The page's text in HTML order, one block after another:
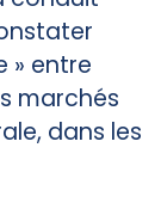
» entre
marchés
dans les